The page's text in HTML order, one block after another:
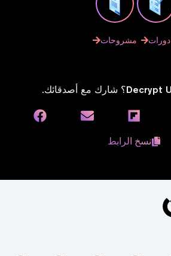
دورات مشروحات
نسخ الرابط